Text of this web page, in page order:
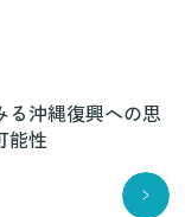
る沖縄復興への思
能性